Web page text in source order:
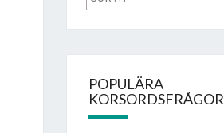
efter:
POPULÄRA
KORSORDSFRÅGOR